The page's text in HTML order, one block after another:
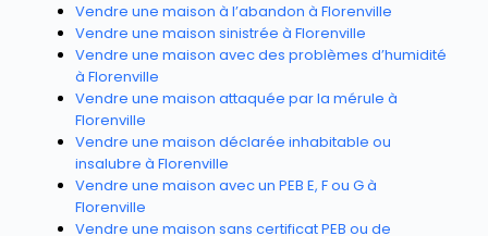
Vendre une maison à l’abandon à Florenville
Vendre une maison sinistrée à Florenville
Vendre une maison avec des problèmes d’humidité
à Florenville
Vendre une maison attaquée par la mérule à
Florenville
Vendre une maison déclarée inhabitable ou
insalubre à Florenville
Vendre une maison avec un PEB E, F ou G à
Florenville
Vendre une maison sans certificat PEB ou de